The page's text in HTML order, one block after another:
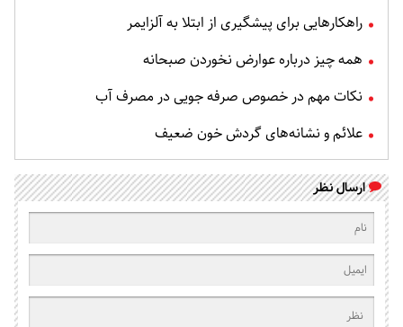
راهکارهایی برای پیشگیری از ابتلا به آلزایمر
همه چیز درباره عوارض نخوردن صبحانه
نکات مهم در خصوص صرفه جویی در مصرف آب
علائم و نشانه‌های گردش خون ضعیف
ارسال نظر